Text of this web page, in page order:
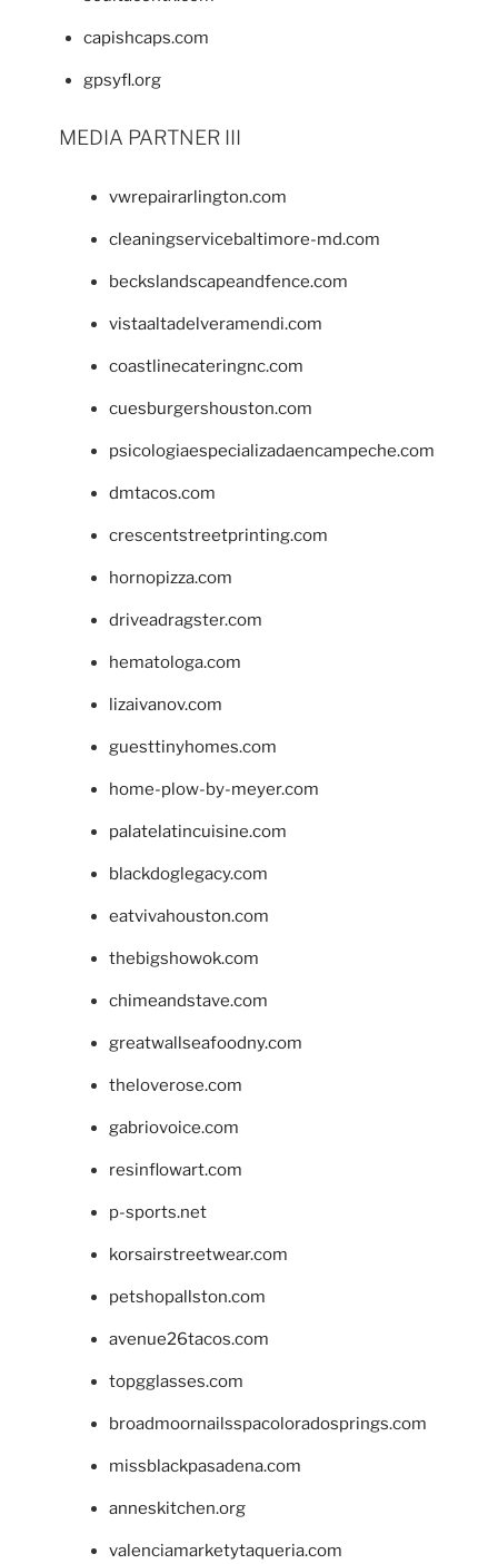
capishcaps.com
gpsyfl.org
MEDIA PARTNER III
vwrepairarlington.com
cleaningservicebaltimore-md.com
beckslandscapeandfence.com
vistaaltadelveramendi.com
coastlinecateringnc.com
cuesburgershouston.com
psicologiaespecializadaencampeche.com
dmtacos.com
crescentstreetprinting.com
hornopizza.com
driveadragster.com
hematologa.com
lizaivanov.com
guesttinyhomes.com
home-plow-by-meyer.com
palatelatincuisine.com
blackdoglegacy.com
eatvivahouston.com
thebigshowok.com
chimeandstave.com
greatwallseafoodny.com
theloverose.com
gabriovoice.com
resinflowart.com
p-sports.net
korsairstreetwear.com
petshopallston.com
avenue26tacos.com
topgglasses.com
broadmoornailsspacoloradosprings.com
missblackpasadena.com
anneskitchen.org
valenciamarketytaqueria.com